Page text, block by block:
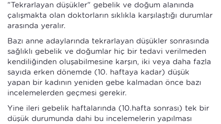
"Tekrarlayan düşükler" gebelik ve doğum alanında
çalışmakta olan doktorların sıklıkla karşılaştığı durumlar
arasında yeralır.
Bazı anne adaylarında tekrarlayan düşükler sonrasında
sağlıklı gebelik ve doğumlar hiç bir tedavi verilmeden
kendiliğinden oluşabilmesine karşın, iki veya daha fazla
sayıda erken dönemde (10. haftaya kadar) düşük
yapan bir kadının yeniden gebe kalmadan önce bazı
incelemelerden geçmesi gerekir.
Yine ileri gebelik haftalarında (10.hafta sonrası) tek bir
düşük durumunda dahi bu incelemelerin yapılması